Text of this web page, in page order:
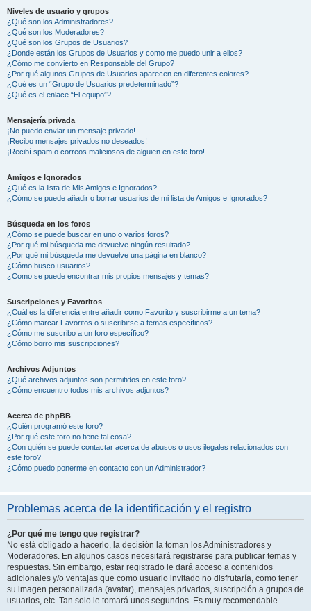
Niveles de usuario y grupos
¿Qué son los Administradores?
¿Qué son los Moderadores?
¿Qué son los Grupos de Usuarios?
¿Donde están los Grupos de Usuarios y como me puedo unir a ellos?
¿Cómo me convierto en Responsable del Grupo?
¿Por qué algunos Grupos de Usuarios aparecen en diferentes colores?
¿Qué es un “Grupo de Usuarios predeterminado”?
¿Qué es el enlace “El equipo”?
Mensajería privada
¡No puedo enviar un mensaje privado!
¡Recibo mensajes privados no deseados!
¡Recibí spam o correos maliciosos de alguien en este foro!
Amigos e Ignorados
¿Qué es la lista de Mis Amigos e Ignorados?
¿Cómo se puede añadir o borrar usuarios de mi lista de Amigos e Ignorados?
Búsqueda en los foros
¿Cómo se puede buscar en uno o varios foros?
¿Por qué mi búsqueda me devuelve ningún resultado?
¿Por qué mi búsqueda me devuelve una página en blanco?
¿Cómo busco usuarios?
¿Como se puede encontrar mis propios mensajes y temas?
Suscripciones y Favoritos
¿Cuál es la diferencia entre añadir como Favorito y suscribirme a un tema?
¿Cómo marcar Favoritos o suscribirse a temas específicos?
¿Cómo me suscribo a un foro específico?
¿Cómo borro mis suscripciones?
Archivos Adjuntos
¿Qué archivos adjuntos son permitidos en este foro?
¿Cómo encuentro todos mis archivos adjuntos?
Acerca de phpBB
¿Quién programó este foro?
¿Por qué este foro no tiene tal cosa?
¿Con quién se puede contactar acerca de abusos o usos ilegales relacionados con
este foro?
¿Cómo puedo ponerme en contacto con un Administrador?
Problemas acerca de la identificación y el registro
¿Por qué me tengo que registrar?
No está obligado a hacerlo, la decisión la toman los Administradores y
Moderadores. En algunos casos necesitará registrarse para publicar temas y
respuestas. Sin embargo, estar registrado le dará acceso a contenidos
adicionales y/o ventajas que como usuario invitado no disfrutaría, como tener
su imagen personalizada (avatar), mensajes privados, suscripción a grupos de
usuarios, etc. Tan solo le tomará unos segundos. Es muy recomendable.